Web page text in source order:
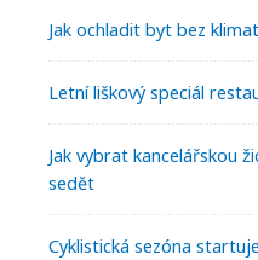
Jak ochladit byt bez
Letní liškový speciál
Jak vybrat kancelářskou
sedět
Cyklistická sezóna